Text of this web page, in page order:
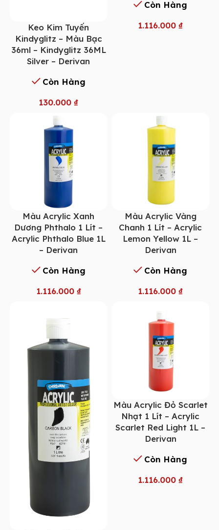
Keo Kim Tuyến
Kindyglitz – Màu Bạc
36ml – Kindyglitz 36ML
Silver – Derivan
Còn Hàng
130.000 ₫
Còn Hàng
1.116.000₫
Màu Acrylic Xanh
Dương Phthalo 1 Lít –
Acrylic Phthalo Blue 1L
– Derivan
Còn Hàng
1.116.000 ₫
Màu Acrylic Vàng
Chanh 1 Lít – Acrylic
Lemon Yellow 1L –
Derivan
Còn Hàng
1.116.000₫
Màu Acrylic Đỏ Scarlet
Nhạt 1 Lít – Acrylic
Scarlet Red Light 1L –
Derivan
Còn Hàng
1.116.000₫